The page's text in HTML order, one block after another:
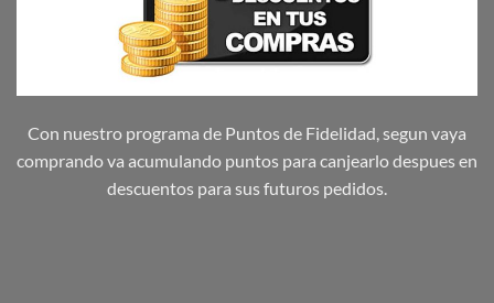
Con nuestro programa de Puntos de Fidelidad, segun vaya
comprando va acumulando puntos para canjearlo despues en
descuentos para sus futuros pedidos.